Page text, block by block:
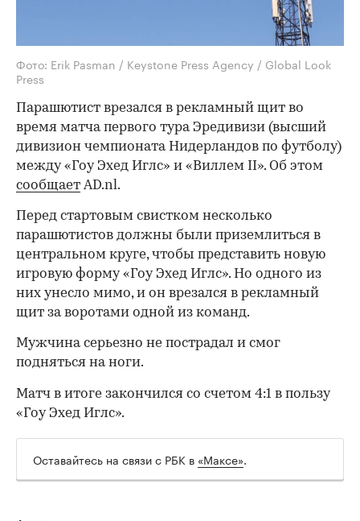
Фото: Erik Pasman / Keystone Press Agency / Global Look
Press
Парашютист врезался в рекламный щит во
время матча первого тура Эредивизи (высший
дивизион чемпионата Нидерландов по футболу)
между «Гоу Эхед Иглс» и «Виллем II». Об этом
сообщает AD.nl.
Перед стартовым свистком несколько
парашютистов должны были приземлиться в
центральном круге, чтобы представить новую
игровую форму «Гоу Эхед Иглс». Но одного из
них унесло мимо, и он врезался в рекламный
щит за воротами одной из команд.
Мужчина серьезно не пострадал и смог
подняться на ноги.
Матч в итоге закончился со счетом 4:1 в пользу
«Гоу Эхед Иглс».
Оставайтесь на связи с РБК в «Максе».